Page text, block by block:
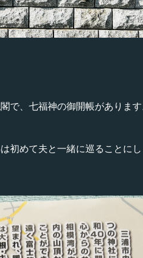
で、七福神の御開帳がありま
初めて夫と一緒に巡ることに